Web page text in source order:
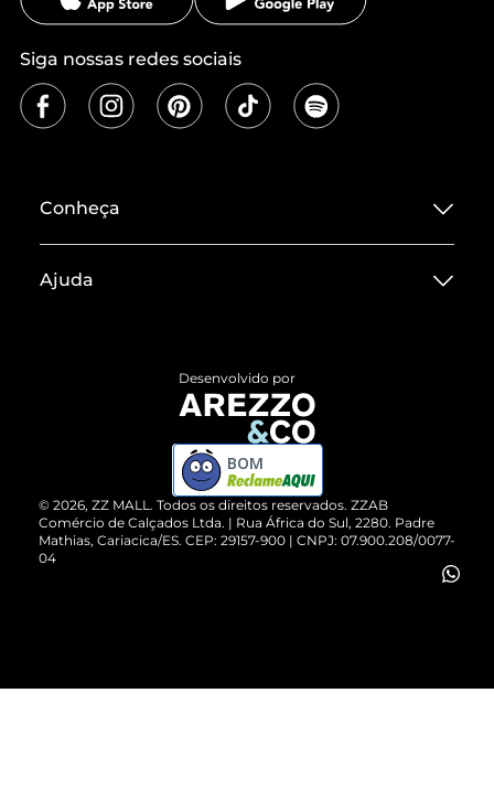
Siga nossas redes sociais
Conheça
Termos de Uso
ZZ MALL é confiável
Cartão Presente
Vendas Corporativas
Ajuda
Devolução do Produto
Compre pelo WhatsApp
© 2026, ZZ MALL. Todos os direitos reservados. ZZAB
Comércio de Calçados Ltda. | Rua África do Sul, 2280. Padre
Mathias, Cariacica/ES. CEP: 29157-900 | CNPJ: 07.900.208/0077-
04
Desenvolvido por
BOM